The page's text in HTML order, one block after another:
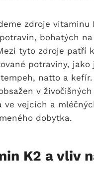
zdroje vitaminu
bohatých
tyto zdroje patří
potraviny, jako
natto a kefír.
v
ve vejcích a
dobytka.
K2 a vliv